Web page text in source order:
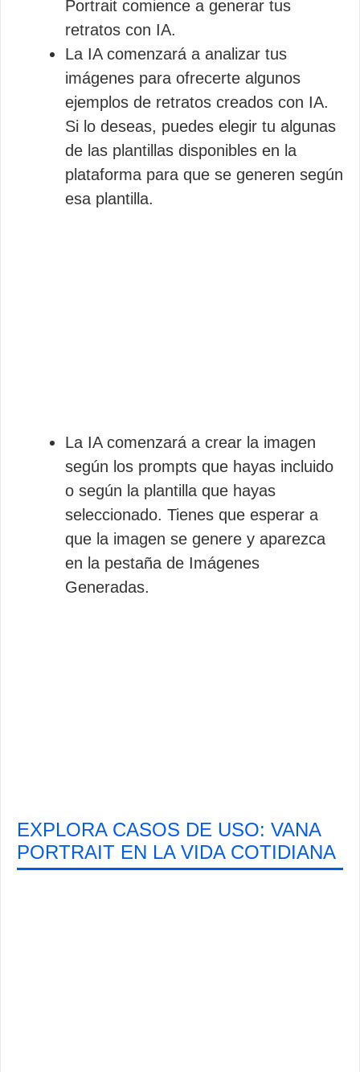
Portrait comience a generar tus
retratos con IA.
La IA comenzará a analizar tus
imágenes para ofrecerte algunos
ejemplos de retratos creados con IA.
Si lo deseas, puedes elegir tu algunas
de las plantillas disponibles en la
plataforma para que se generen según
esa plantilla.
La IA comenzará a crear la imagen
según los prompts que hayas incluido
o según la plantilla que hayas
seleccionado. Tienes que esperar a
que la imagen se genere y aparezca
en la pestaña de Imágenes
Generadas.
EXPLORA CASOS DE USO: VANA
PORTRAIT EN LA VIDA COTIDIANA